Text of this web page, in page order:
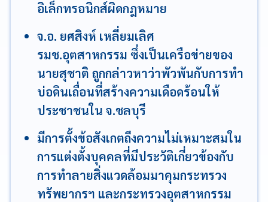
อิเล็กทรอนิกส์ผิดกฎหมาย
จ.อ. ยศสิงห์ เหลี่ยมเลิศ
รมช.อุตสาหกรรม ซึ่งเป็นเครือข่ายของ
นายสุชาติ ถูกกล่าวหาว่าพัวพันกับการทำ
บ่อดินเถื่อนที่สร้างความเดือดร้อนให้
ประชาชนใน จ.ชลบุรี
มีการตั้งข้อสังเกตถึงความไม่เหมาะสมใน
การแต่งตั้งบุคคลที่มีประวัติเกี่ยวข้องกับ
การทำลายสิ่งแวดล้อมมาคุมกระทรวง
ทรัพยากรฯ และกระทรวงอุตสาหกรรม